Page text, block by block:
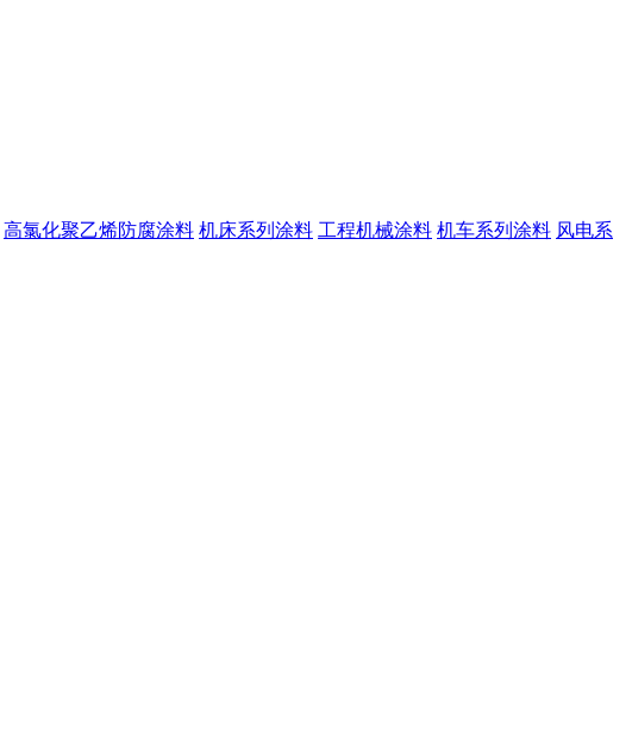
高氯化聚乙烯防腐涂料 机床系列涂料 工程机械涂料 机车系列涂料 风电系